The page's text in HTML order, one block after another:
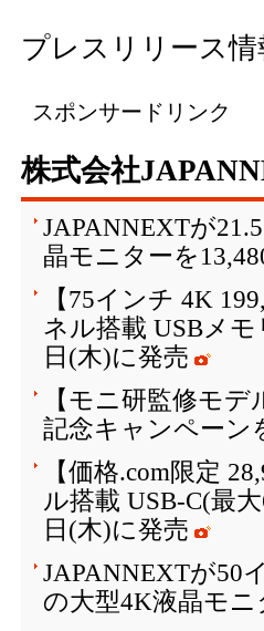
プレスリリース情
スポンサードリンク
株式会社
JAPANNEXTが
晶モニターを
【75インチ 4K
ネル搭載 USBメ
日(木)に発売
【モニ研監修モ
記念キャンペーン
【価格.com限定
ル搭載 USB-C(最
日(木)に発売
JAPANNEXTが50
の大型4K液晶モニ